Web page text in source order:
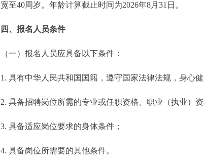
宽至40周岁。年龄计算截止时间为2026年8月31日。
四、报名人员条件
（一）报名人员应具备以下条件：
1. 具有中华人民共和国国籍，遵守国家法律法规，身心
2. 具备招聘岗位所需的专业或任职资格、职业（执业）资
3. 具备适应岗位要求的身体条件；
4. 具备岗位所需要的其他条件。